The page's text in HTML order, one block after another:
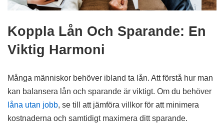
Koppla Lån Och Sparande: En
Viktig Harmoni
Många människor behöver ibland ta lån. Att förstå hur man
kan balansera lån och sparande är viktigt. Om du behöver
låna utan jobb, se till att jämföra villkor för att minimera
kostnaderna och samtidigt maximera ditt sparande.